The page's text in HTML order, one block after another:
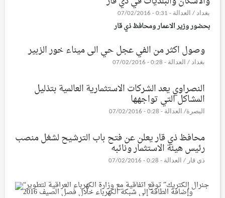
بغداد / العدالة - 0:31 - 07/02/2016
بحضور وزير الاعمار ومحافظ ذي قار
وصول اكثر من الفي عجل حي الى ميناء خور الزبير
بغداد / العدالة - 0:28 - 07/02/2016
النصراوي يعد الشركات الاستثمارية العالمية بتذليل
المشاكل التي تواجهها
البصرة/ العدالة - 0:28 - 07/02/2016
محافظ ذي قار يعلن عن فتح باب الترشيح لشغل منصب
رئيس هيئة الاستثمار ونائبه
ذي قار / العدالة - 0:28 - 07/02/2016